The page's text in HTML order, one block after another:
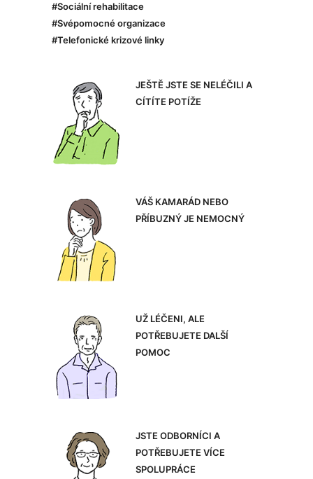
#Sociální rehabilitace
#Svépomocné organizace
#Telefonické krizové linky
JEŠTĚ JSTE SE NELÉČILI A
CÍTÍTE POTÍŽE
VÁŠ KAMARÁD NEBO
PŘÍBUZNÝ JE NEMOCNÝ
UŽ LÉČENI, ALE
POTŘEBUJETE DALŠÍ
POMOC
JSTE ODBORNÍCI A
POTŘEBUJETE VÍCE
SPOLUPRÁCE